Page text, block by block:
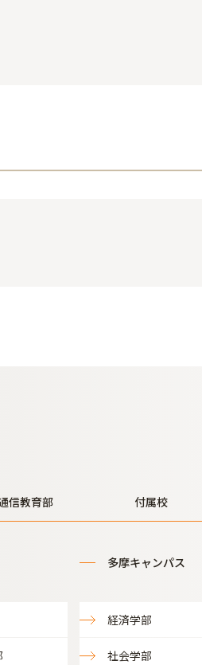
信教育部 付属校
多摩キャンパス
経済学部
社会学部